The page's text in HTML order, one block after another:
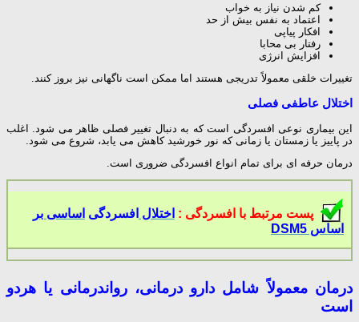
کم شدن نیاز به خواب
اعتماد به نفس بیش از حد
افکار پیاپی
رفتار بی محابا
افزایش انرژی
تغییرات خلقی معمولاً تدریجی هستند اما ممکن است ناگهانی نیز بروز کنند.
اختلال عاطفی فصلی
این بیماری نوعی افسردگی
است که به دنبال تغییر فصلی ظاهر می شود. اغلب
در پاییز یا زمستان یا زمانی که نور خورشید کاهش می یابد، شروع می شود.
درمان حرفه ای برای تمام انواع افسردگی ضروری است.
پست مرتبط با افسردگی : اختلال افسردگی اساسی بر
اساس DSM5
درمان معمولاً شامل دارو درمانی، رواندرمانی یا هردو
است